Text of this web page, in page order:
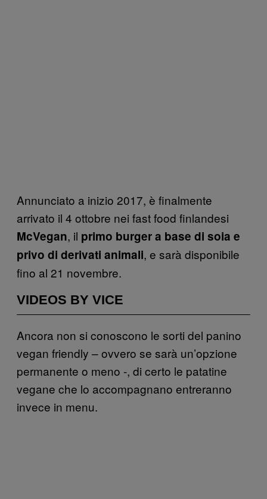
Annunciato a inizio 2017, è finalmente
arrivato il 4 ottobre nei fast food finlandesi
McVegan, il primo burger a base di soia e
privo di derivati animali, e sarà disponibile
fino al 21 novembre.
VIDEOS BY VICE
Ancora non si conoscono le sorti del panino
vegan friendly – ovvero se sarà un’opzione
permanente o meno -, di certo le patatine
vegane che lo accompagnano entreranno
invece in menu.